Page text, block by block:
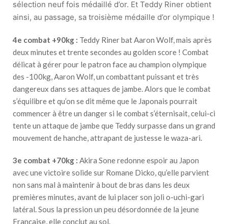
sélection neuf fois médaillé d’or. Et Teddy Riner obtient
ainsi, au passage, sa troisième médaille d’or olympique !
4e combat +90kg : Teddy Riner bat Aaron Wolf, mais après
deux minutes et trente secondes au golden score ! Combat
délicat à gérer pour le patron face au champion olympique
des -100kg, Aaron Wolf, un combattant puissant et très
dangereux dans ses attaques de jambe. Alors que le combat
s’équilibre et qu’on se dit même que le Japonais pourrait
commencer à être un danger si le combat s’éternisait, celui-ci
tente un attaque de jambe que Teddy surpasse dans un grand
mouvement de hanche, attrapant de justesse le waza-ari.
3e combat +70kg : Akira Sone redonne espoir au Japon
avec une victoire solide sur Romane Dicko, qu’elle parvient
non sans mal à maintenir à bout de bras dans les deux
premières minutes, avant de lui placer son joli o-uchi-gari
latéral. Sous la pression un peu désordonnée de la jeune
Française, elle conclut au sol.